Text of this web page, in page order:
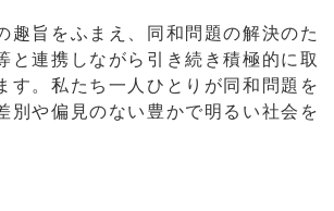
旨をふまえ、同和問題の解決のた
と連携しながら引き続き積極的に取
す。私たち一人ひとりが同和問題を
別や偏見のない豊かで明るい社会を